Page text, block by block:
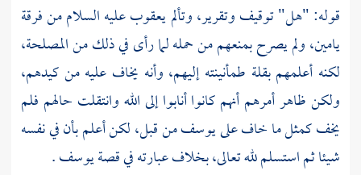
قوله: "هل" توقيف وتقرير، وتألميعقوبعليه السلام من فرقة
يامين،ولم يصرح بمنعهم من حمله لما رأى في ذلك من المصلحة،
لكنه أعلمهم بقلة طمأنينته إليهم، وأنه يخاف عليه من كيدهم،
ولكن ظاهر أمرهم أنهم كانوا أنابوا إلى الله وانتقلت حالهم فلم
يخف كمثل ما خاف علىيوسفمن قبل، لكن أعلم بأن في نفسه
شيئا ثم استسلم لله تعالى، بخلاف عبارته في قصةيوسف.